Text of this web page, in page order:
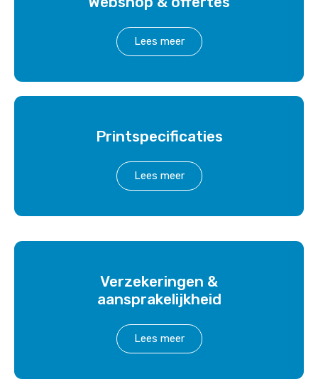
Lees meer
Printspecificaties
Lees meer
Verzekeringen &
aansprakelijkheid
Lees meer